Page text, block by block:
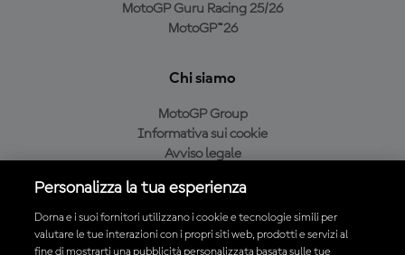
MotoGP Guru Racing 25/26
MotoGP™26
Chi siamo
MotoGP Group
Informativa sui cookie
Avviso legale
Condizioni di acquisto
Personalizza la tua esperienza
Dorna e i suoi fornitori utilizzano i cookie e tecnologie simili per
valutare le tue interazioni con i propri siti web, prodotti e servizi al
fine di mostrarti una pubblicità personalizzata basata sulle tue